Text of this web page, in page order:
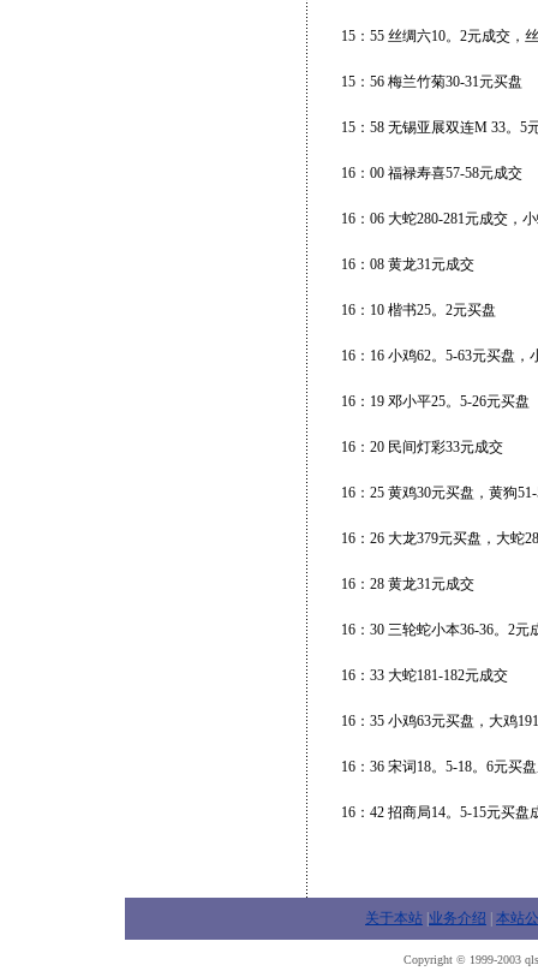
15：55 丝绸六10。2元成交，
15：56 梅兰竹菊30-31元买盘
15：58 无锡亚展双连M 33。5
16：00 福禄寿喜57-58元成交
16：06 大蛇280-281元成交，
16：08 黄龙31元成交
16：10 楷书25。2元买盘
16：16 小鸡62。5-63元买盘，
16：19 邓小平25。5-26元买盘
16：20 民间灯彩33元成交
16：25 黄鸡30元买盘，黄狗
16：26 大龙379元买盘，大蛇
16：28 黄龙31元成交
16：30 三轮蛇小本36-36。2元
16：33 大蛇181-182元成交
16：35 小鸡63元买盘，大鸡
16：36 宋词18。5-18。6元买
16：42 招商局14。5-15元买盘
关于本站 业务介绍 本站
Copyright © 1999-2003